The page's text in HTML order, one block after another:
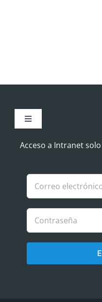
Toggle
Aviso Legal
Política de Cookies
Política de privacidad
Acceso a Intranet